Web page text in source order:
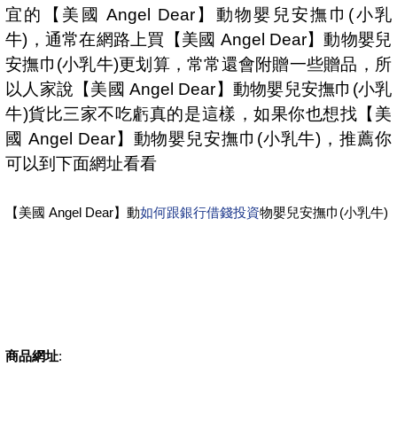
宜的【美國 Angel Dear】動物嬰兒安撫巾(小乳
牛)，通常在網路上買【美國 Angel Dear】動物嬰兒
安撫巾(小乳牛)更划算，常常還會附贈一些贈品，所
以人家說【美國 Angel Dear】動物嬰兒安撫巾(小乳
牛)貨比三家不吃虧真的是這樣，如果你也想找【美
國 Angel Dear】動物嬰兒安撫巾(小乳牛)，推薦你
可以到下面網址看看
【美國 Angel Dear】動如何跟銀行借錢投資物嬰兒安撫巾(小乳牛)
商品網址: